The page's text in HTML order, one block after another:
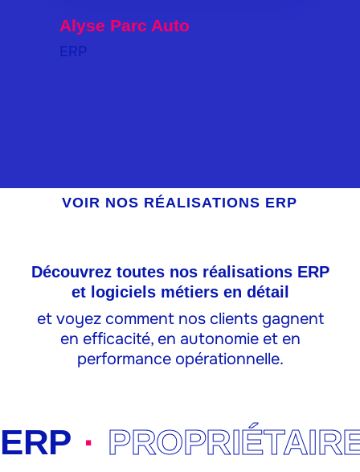
Alyse Parc Auto
ERP
VOIR NOS RÉALISATIONS ERP
Découvrez toutes nos réalisations ERP
et logiciels métiers en détail
et voyez comment nos clients gagnent
en efficacité, en autonomie et en
performance opérationnelle.
ERP ·